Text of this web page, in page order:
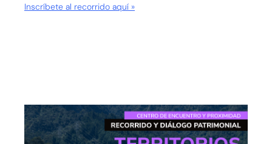
Inscríbete al recorrido aquí »